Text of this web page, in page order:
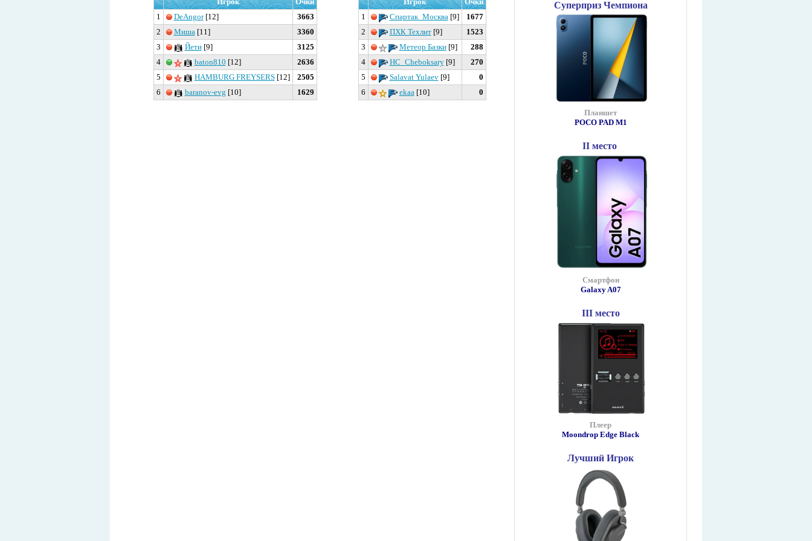
1
DeAngor[12]
3663
2
Миша[11]
3360
3
Йети[9]
3125
4
baton810 [12]
2636
5
HAMBURG FREYSERS[12]
2505
6
baranov-evg [10] 1629
1
Спартак_Москва[9]
1677
2
ПХК Техлит[9]
1523
3
Метеор Базки[9]
288
4
HC_Cheboksary[9]
270
5
Salavat Yulaev[9]
0
6
ekaa[10] 0
Суперприз Чемпиона
Планшет
POCO PAD М1
II место
Смартфон
Galaxy A07
III место
Плеер
Moondrop Edge Black
Лучший Игрок